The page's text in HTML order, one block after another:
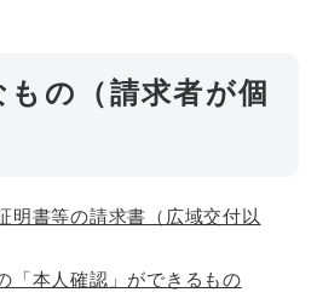
の（請求者が個
明書等の請求書（広域交付以
「本人確認」ができるもの